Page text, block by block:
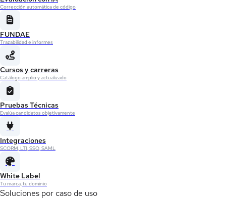
Corrección automática de código
FUNDAE
Trazabilidad e informes
Cursos y carreras
Catálogo amplio y actualizado
Pruebas Técnicas
Evalúa candidatos objetivamente
Integraciones
SCORM, LTI, SSO, SAML
White Label
Tu marca, tu dominio
Soluciones por caso de uso